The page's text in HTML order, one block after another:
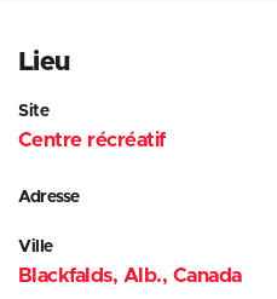
Lieu
Site
Centre récréatif
Adresse
Ville
Blackfalds, Alb., Canada